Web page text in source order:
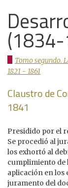
Tomo segundo.
1821 - 1861
Claustro de
1841
Presidido por el
Se procedió al
los exhortó al
cumplimiento de
aplicación en los
juramento del